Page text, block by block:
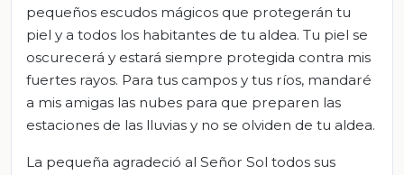
pequeños escudos mágicos que protegerán tu
piel y a todos los habitantes de tu aldea. Tu piel se
oscurecerá y estará siempre protegida contra mis
fuertes rayos. Para tus campos y tus ríos, mandaré
a mis amigas las nubes para que preparen las
estaciones de las lluvias y no se olviden de tu aldea.
La pequeña agradeció al Señor Sol todos sus